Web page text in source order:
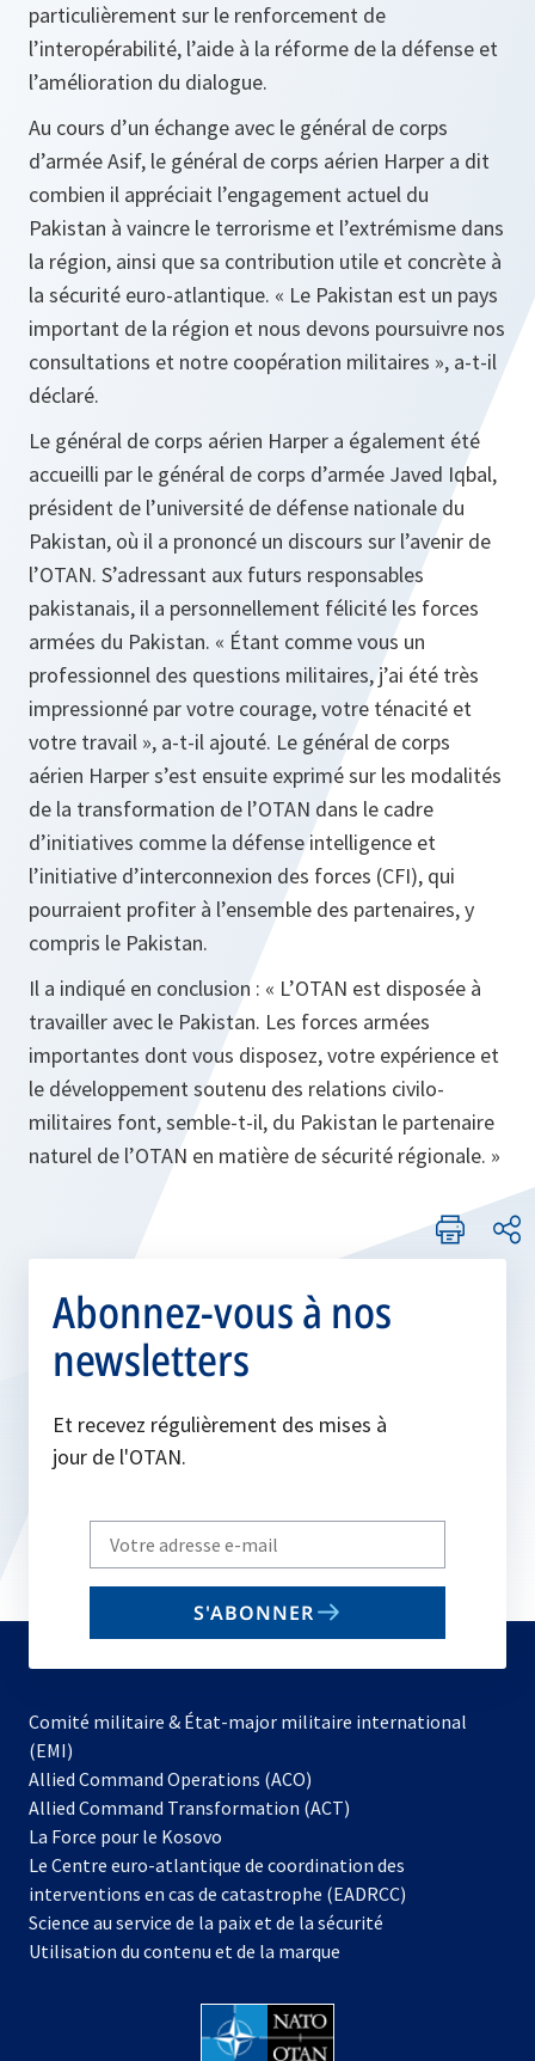
particulièrement sur le renforcement de
l’interopérabilité, l’aide à la réforme de la défense et
l’amélioration du dialogue.
Au cours d’un échange avec le général de corps
d’armée Asif, le général de corps aérien Harper a dit
combien il appréciait l’engagement actuel du
Pakistan à vaincre le terrorisme et l’extrémisme dans
la région, ainsi que sa contribution utile et concrète à
la sécurité euro-atlantique. « Le Pakistan est un pays
important de la région et nous devons poursuivre nos
consultations et notre coopération militaires », a-t-il
déclaré.
Le général de corps aérien Harper a également été
accueilli par le général de corps d’armée Javed Iqbal,
président de l’université de défense nationale du
Pakistan, où il a prononcé un discours sur l’avenir de
l’OTAN. S’adressant aux futurs responsables
pakistanais, il a personnellement félicité les forces
armées du Pakistan. « Étant comme vous un
professionnel des questions militaires, j’ai été très
impressionné par votre courage, votre ténacité et
votre travail », a-t-il ajouté. Le général de corps
aérien Harper s’est ensuite exprimé sur les modalités
de la transformation de l’OTAN dans le cadre
d’initiatives comme la défense intelligence et
l’initiative d’interconnexion des forces (CFI), qui
pourraient profiter à l’ensemble des partenaires, y
compris le Pakistan.
Il a indiqué en conclusion : « L’OTAN est disposée à
travailler avec le Pakistan. Les forces armées
importantes dont vous disposez, votre expérience et
le développement soutenu des relations civilo-
militaires font, semble-t-il, du Pakistan le partenaire
naturel de l’OTAN en matière de sécurité régionale. »
Abonnez-vous à nos
newsletters
Et recevez régulièrement des mises à
jour de l'OTAN.
Write
your
email
S'ABONNER
Comité militaire & État-major militaire international
(EMI)
Allied Command Operations (ACO)
dans
nouvel
onglet
Allied Command Transformation (ACT)
La Force pour le Kosovo
dans
un
nouvel
onglet
Le Centre euro-atlantique de coordination des
interventions en cas de catastrophe (EADRCC)
Science au service de la paix et de la sécurité
Utilisation du contenu et de la marque